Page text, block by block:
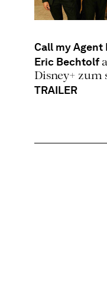
Call my Agent
Eric Bechtolf
Disney+ zum
TRAILER